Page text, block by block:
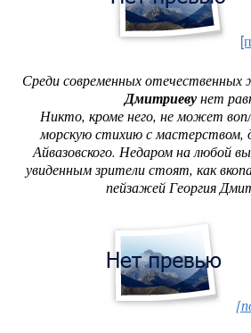
Среди современных отечественных
Дмитриевунет
Никто, кроме него, не может
морскую стихию с
Айвазовского. Недаром на любой
увиденным зрители стоят, как
пейзажей Георгия